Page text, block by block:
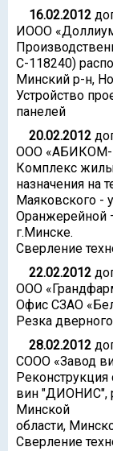
16.02.2012
ИООО
С-118240)
Минский р-н,
Устройство
панелей
20.02.2012
ООО «АБИКОМ-
Комплекс
назначения на
Маяковского -
Оранжерейной
г.Минске.
Сверление
22.02.2012
ООО
Офис СЗАО
Резка
28.02.2012
СООО «Завод
вин "ДИОНИС",
Минской
области,
Сверление